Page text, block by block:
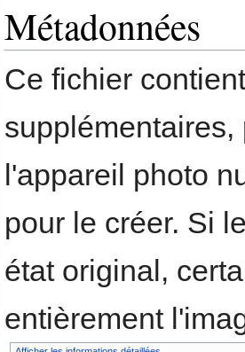
Métadonnées
Ce fichier
l'appareil photo
pour le créer. Si
état original,
entièrement